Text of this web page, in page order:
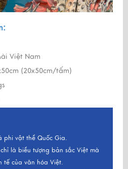
Việt Nam
(20x50cm/tấm)
phi vật thể Quốc Gia.
là biểu tượng bản sắc Việt mà
tế của văn hóa Việt.